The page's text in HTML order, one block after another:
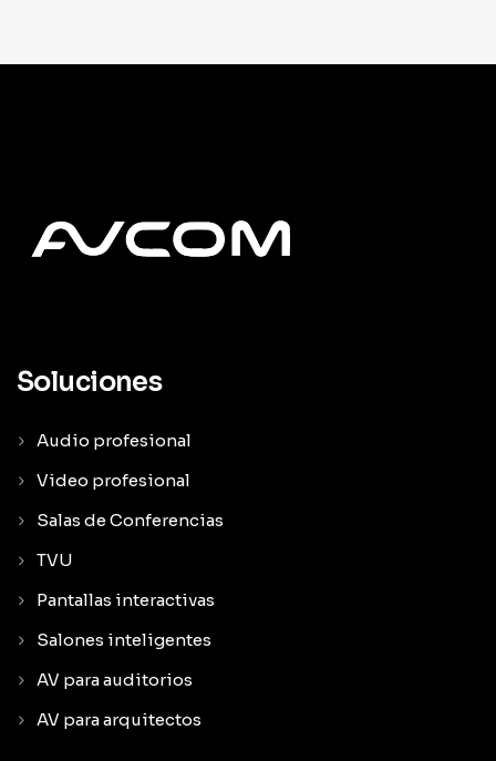
Soluciones
Audio profesional
Video profesional
Salas de Conferencias
TVU
Pantallas interactivas
Salones inteligentes
AV para auditorios
AV para arquitectos